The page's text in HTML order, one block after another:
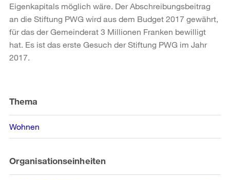
Eigenkapitals möglich wäre. Der Abschreibungsbeitrag
an die Stiftung PWG wird aus dem Budget 2017 gewährt,
für das der Gemeinderat 3 Millionen Franken bewilligt
hat. Es ist das erste Gesuch der Stiftung PWG im Jahr
2017.
Informationen
Thema
Wohnen
Organisationseinheiten